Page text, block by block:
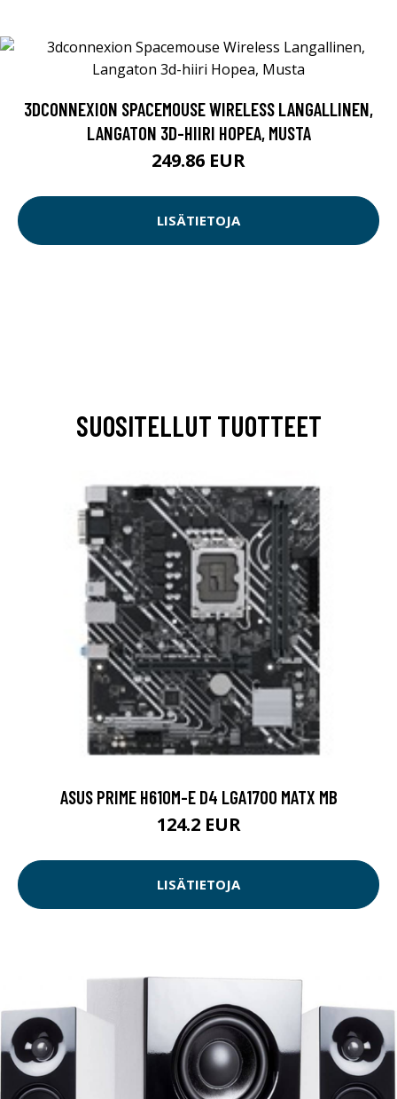
3DCONNEXION SPACEMOUSE WIRELESS LANGALLINEN,
LANGATON 3D-HIIRI HOPEA, MUSTA
249.86 EUR
LISÄTIETOJA
SUOSITELLUT TUOTTEET
ASUS PRIME H610M-E D4 LGA1700 MATX MB
124.2 EUR
LISÄTIETOJA